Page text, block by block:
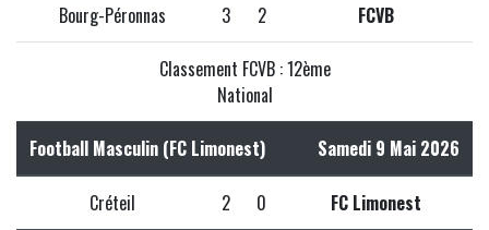
Bourg-Péronnas 3 2 FCVB
Classement FCVB : 12ème
National
Football Masculin (FC Limonest) Samedi 9 Mai 2026
Créteil 2 0 FC Limonest